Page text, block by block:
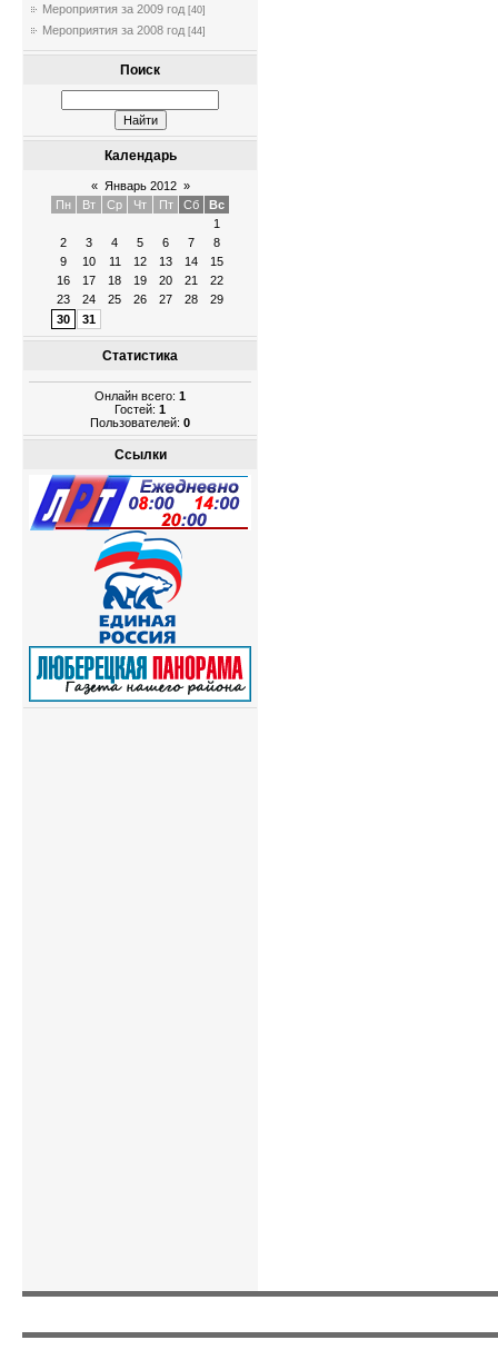
Мероприятия за 2009 год [40]
Мероприятия за 2008 год [44]
Поиск
Календарь
« Январь 2012 »
Пн
Вт Ср Чт Пт Сб
Вс
1
2
3 4 5 6 7
8
9
10 11 12 13 14
15
16
17 18 19 20 21
22
23
24 25 26 27 28
29
30
31
Статистика
Онлайн всего: 1
Гостей: 1
Пользователей: 0
Ссылки